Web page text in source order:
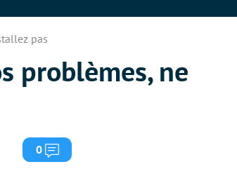
pas
problèmes, ne
0 Commentaires